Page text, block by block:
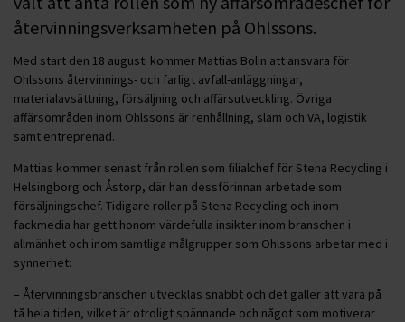
återvinningsverksamheten på Ohlssons.
Med start den 18 augusti kommer Mattias Bolin att ansvara för
Ohlssons återvinnings- och farligt avfall-anläggningar,
materialavsättning, försäljning och affärsutveckling. Övriga
affärsområden inom Ohlssons är renhållning, slam och VA, logistik
samt entreprenad.
Mattias kommer senast från rollen som filialchef för Stena Recycling i
Helsingborg och Åstorp, där han dessförinnan arbetade som
försäljningschef. Tidigare roller på Stena Recycling och inom
fackmedia har gett honom värdefulla insikter inom branschen i
allmänhet och inom samtliga målgrupper som Ohlssons arbetar med i
synnerhet:
– Återvinningsbranschen utvecklas snabbt och det gäller att vara på
tå hela tiden, vilket är otroligt spännande och något som motiverar